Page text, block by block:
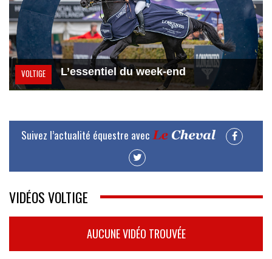
VOLTIGE L’essentiel du week-end
Suivez l’actualité équestre avec
VIDÉOS VOLTIGE
AUCUNE VIDÉO TROUVÉE